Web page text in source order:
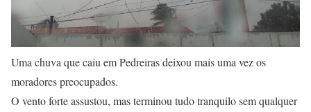
Uma chuva que caiu em Pedreiras deixou mais uma vez os
moradores preocupados.
O vento forte assustou, mas terminou tudo tranquilo sem qualquer